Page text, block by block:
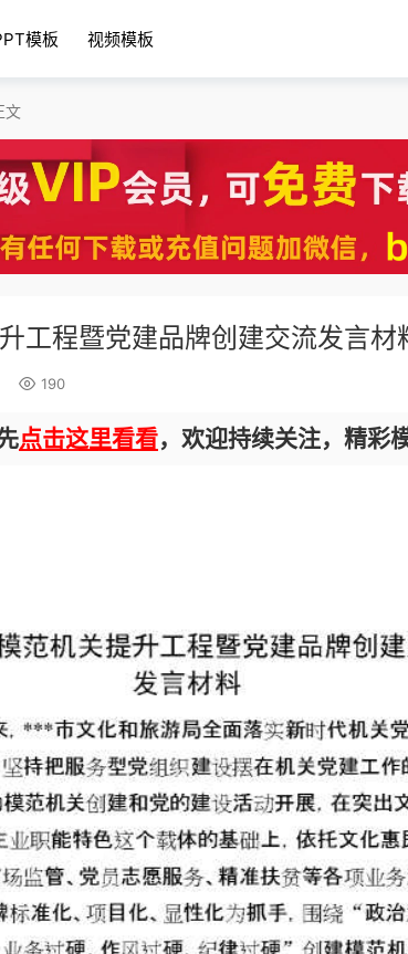
模板 视频模板
文
工程暨党建品牌创建交流发言材
190
点击这里看看，欢迎持续关注，精彩